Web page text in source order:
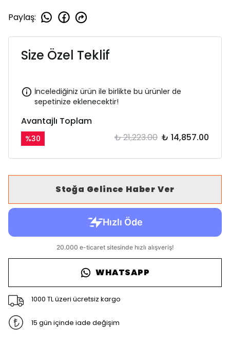
Paylaş:
Size Özel Teklif
İncelediğiniz ürün ile birlikte bu ürünler de
sepetinize eklenecektir!
Avantajlı Toplam
%30 ₺ 21,223.00 ₺ 14,857.00
Stoğa Gelince Haber Ver
WHATSAPP
1000 TL üzeri ücretsiz kargo
15 gün içinde iade değişim